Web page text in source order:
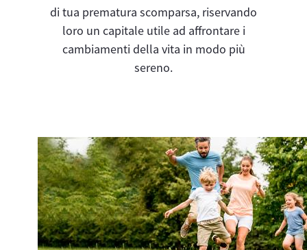
di tua prematura scomparsa, riservando
loro un capitale utile ad affrontare i
cambiamenti della vita in modo più
sereno.